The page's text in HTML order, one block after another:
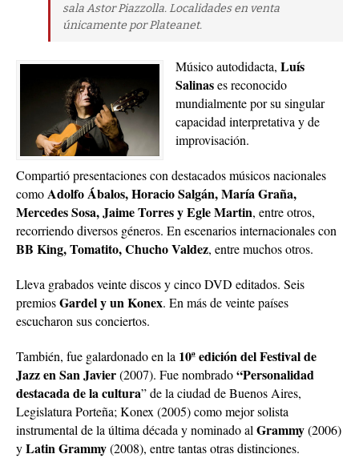
sala Astor Piazzolla. Localidades en venta
únicamente por Plateanet.
Músico autodidacta, Luís
Salinases reconocido
mundialmente por su singular
capacidad interpretativa y de
improvisación.
Compartió presentaciones con destacados músicos nacionales
comoAdolfo Ábalos, Horacio Salgán, María Graña,
Mercedes Sosa, Jaime Torres y Egle Martin, entre otros,
recorriendo diversos géneros. En escenarios internacionales con
BB King, Tomatito, Chucho Valdez, entre muchos otros.
Lleva grabados veinte discos y cinco DVD editados. Seis
premiosGardel y un Konex. En más de veinte países
escucharon sus conciertos.
También, fue galardonado en la 10ª edición del Festival de
Jazz en San Javier(2007). Fue nombrado“Personalidad
destacada de la cultura” de la ciudad de Buenos Aires,
Legislatura Porteña; Konex (2005) como mejor solista
instrumental de la última década y nominado al Grammy(2006)
yLatin Grammy(2008), entre tantas otras distinciones.